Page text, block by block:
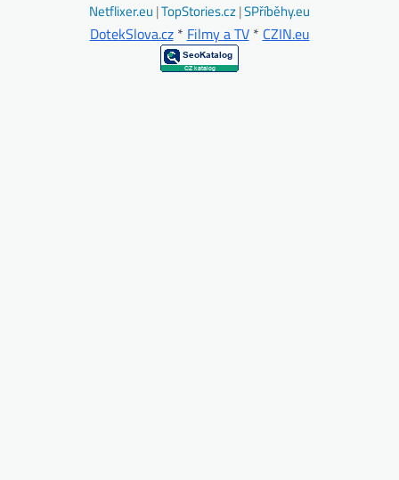
Netflixer.eu |TopStories.cz|SPříběhy.eu
DotekSlova.cz* Filmy a TV* CZIN.eu